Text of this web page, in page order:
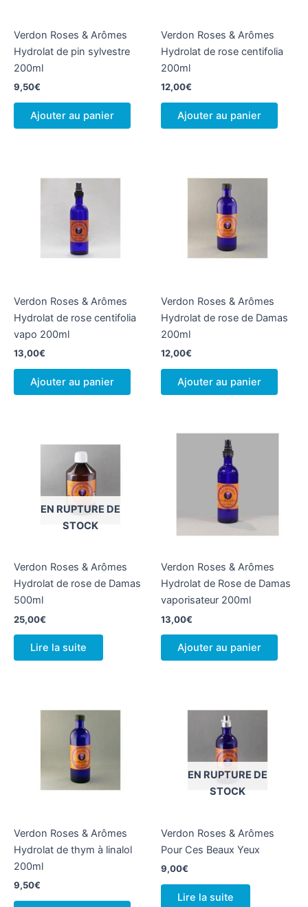
Verdon Roses & Arômes
Hydrolat de pin sylvestre
200ml
9,50€
Ajouter au panier
Verdon Roses & Arômes
Hydrolat de rose centifolia
200ml
12,00€
Ajouter au panier
Verdon Roses & Arômes
Hydrolat de rose centifolia
vapo 200ml
13,00€
Ajouter au panier
Verdon Roses & Arômes
Hydrolat de rose de Damas
200ml
12,00€
Ajouter au panier
EN RUPTURE DE
STOCK
Verdon Roses & Arômes
Hydrolat de rose de Damas
500ml
25,00€
Lire la suite
Verdon Roses & Arômes
Hydrolat de Rose de Damas
vaporisateur 200ml
13,00€
Ajouter au panier
Verdon Roses & Arômes
Hydrolat de thym à linalol
200ml
9,50€
EN RUPTURE DE
STOCK
Verdon Roses & Arômes
Pour Ces Beaux Yeux
9,00€
Lire la suite